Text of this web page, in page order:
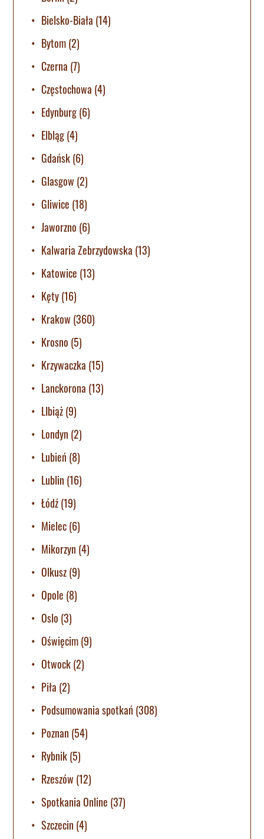
Bielsko-Biała (14)
Bytom(2)
Czerna (7)
Częstochowa (4)
Edynburg(6)
Elbląg(4)
Gdańsk(6)
Glasgow (2)
Gliwice (18)
Jaworzno (6)
Kalwaria Zebrzydowska (13)
Katowice (13)
Kęty(16)
Krakow (360)
Krosno (5)
Krzywaczka (15)
Lanckorona (13)
LIbiąż(9)
Londyn (2)
Lubień (8)
Lublin (16)
Łódź(19)
Mielec(6)
Mikorzyn (4)
Olkusz(9)
Opole (8)
Oslo (3)
Oświęcim(9)
Otwock(2)
Piła (2)
Podsumowania spotkań (308)
Poznan (54)
Rybnik(5)
Rzeszów (12)
Spotkania Online (37)
Szczecin (4)